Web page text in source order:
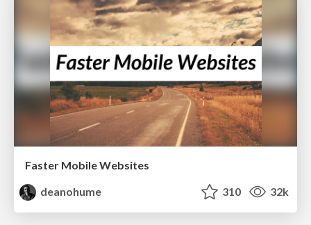
Faster Mobile Websites
deanohume
310 32k